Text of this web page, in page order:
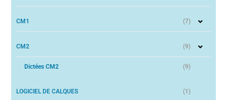
CM1 (7)
CM2 (9)
Dictées CM2 (9)
LOGICIEL DE CALQUES (1)